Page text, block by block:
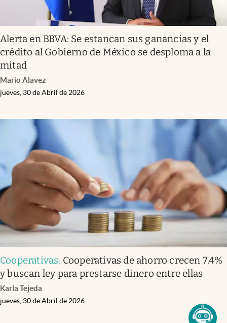
Alerta en BBVA: Se estancan sus ganancias y el
crédito al Gobierno de México se desploma a la
mitad
Mario Alavez
jueves, 30 de Abril de 2026
Cooperativas. Cooperativas de ahorro crecen 7.4%
y buscan ley para prestarse dinero entre ellas
Karla Tejeda
jueves, 30 de Abril de 2026